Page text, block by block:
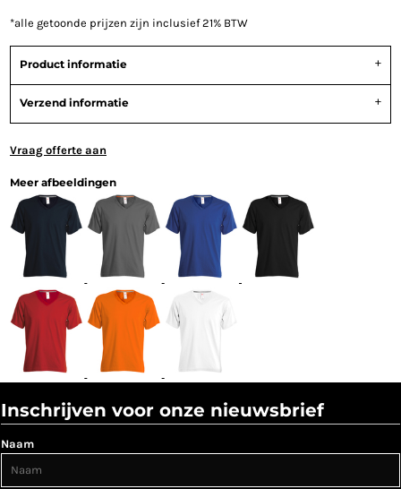
*alle getoonde prijzen zijn inclusief 21% BTW
Product informatie
Verzend informatie
Vraag offerte aan
Meer afbeeldingen
Inschrijven voor onze nieuwsbrief
Naam